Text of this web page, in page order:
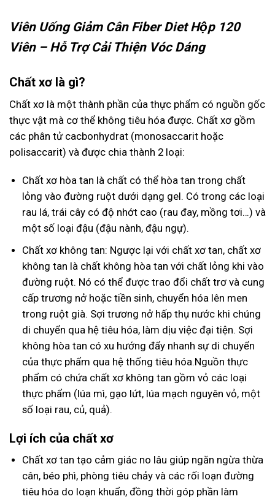
Viên Uống Giảm Cân Fiber Diet Hộp 120
Viên – Hỗ Trợ Cải Thiện Vóc Dáng
Chất xơ là gì?
Chất xơ là một thành phần của thực phẩm có nguồn gốc
thực vật mà cơ thể không tiêu hóa được. Chất xơ gồm
các phân tử cacbonhydrat (monosaccarit hoặc
polisaccarit) và được chia thành 2 loại:
Chất xơ hòa tan là chất có thể hòa tan trong chất
lỏng vào đường ruột dưới dạng gel. Có trong các loại
rau lá, trái cây có độ nhớt cao (rau đay, mồng tơi…) và
một số loại đậu (đậu nành, đậu ngự).
Chất xơ không tan: Ngược lại với chất xơ tan, chất xơ
không tan là chất không hòa tan với chất lỏng khi vào
đường ruột. Nó có thể được trao đổi chất trơ và cung
cấp trương nở hoặc tiền sinh, chuyển hóa lên men
trong ruột già. Sợi trương nở hấp thụ nước khi chúng
di chuyển qua hệ tiêu hóa, làm dịu việc đại tiện. Sợi
không hòa tan có xu hướng đẩy nhanh sự di chuyển
của thực phẩm qua hệ thống tiêu hóa.Nguồn thực
phẩm có chứa chất xơ không tan gồm vỏ các loại
thực phẩm (lúa mì, gạo lứt, lúa mạch nguyên vỏ, một
số loại rau, củ, quả).
Lợi ích của chất xơ
Chất xơ tan tạo cảm giác no lâu giúp ngăn ngừa thừa
cân, béo phì, phòng tiêu chảy và các rối loạn đường
tiêu hóa do loạn khuẩn, đồng thời góp phần làm